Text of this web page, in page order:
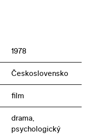
propagandy. O
snímky.
1978
Československo
film
drama,
psychologický